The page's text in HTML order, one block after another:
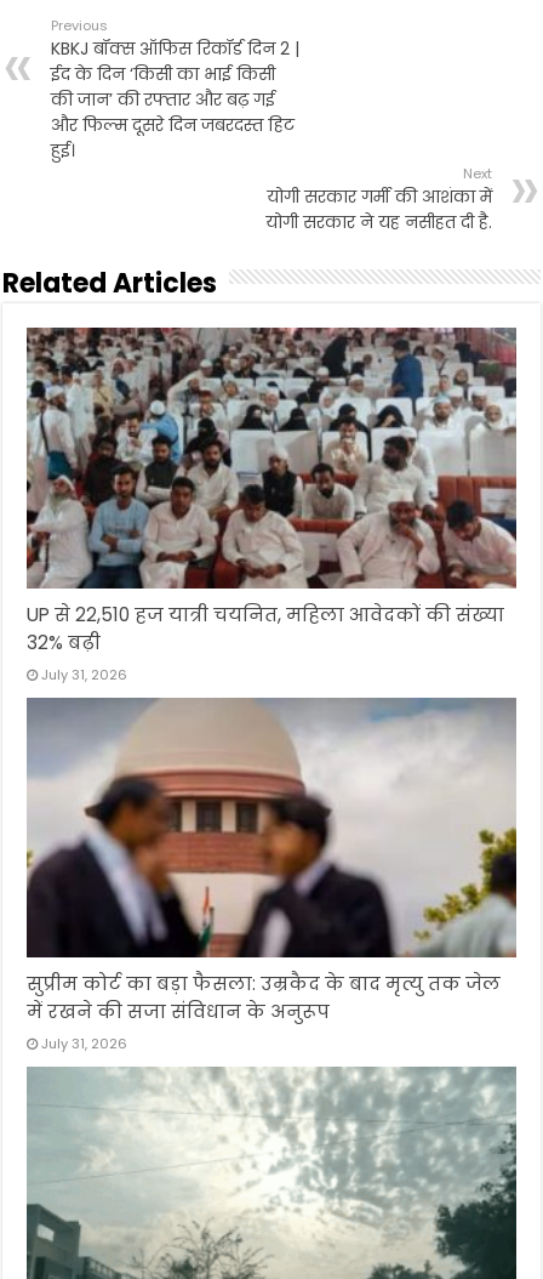
o
o
k
e
r
A
p
p
Previous
KBKJ बॉक्स ऑफिस रिकॉर्ड दिन 2 |
ईद के दिन ‘किसी का भाई किसी
की जान’ की रफ्तार और बढ़ गई
और फिल्म दूसरे दिन जबरदस्त हिट
हुई।
Next
योगी सरकार गर्मी की आशंका में
योगी सरकार ने यह नसीहत दी है.
Related Articles
UP से 22,510 हज यात्री चयनित, महिला आवेदकों की संख्या
32% बढ़ी
July 31, 2026
सुप्रीम कोर्ट का बड़ा फैसला: उम्रकैद के बाद मृत्यु तक जेल
में रखने की सजा संविधान के अनुरूप
July 31, 2026